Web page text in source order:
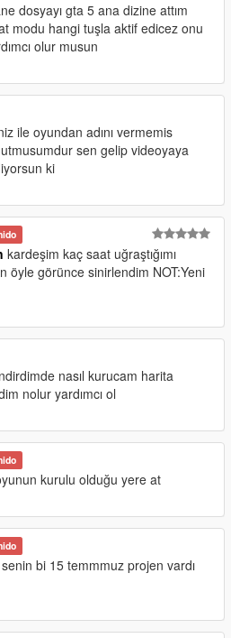
dosyayı gta 5 ana dizine attım
modu hangi tuşla aktif edicez onu
olur musun
ile oyundan adını vermemis
sen gelip videoyaya
ki
kardeşim kaç saat uğraştığımı
öyle görünce sinirlendim NOT:Yeni
nasıl kurucam harita
nolur yardımcı ol
kurulu olduğu yere at
bi 15 temmmuz projen vardı